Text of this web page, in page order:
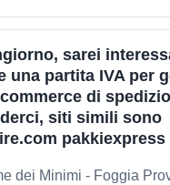
sarei
una partita IVA per
di
siti simili sono
pakkiexpress
dei Minimi - Foggia